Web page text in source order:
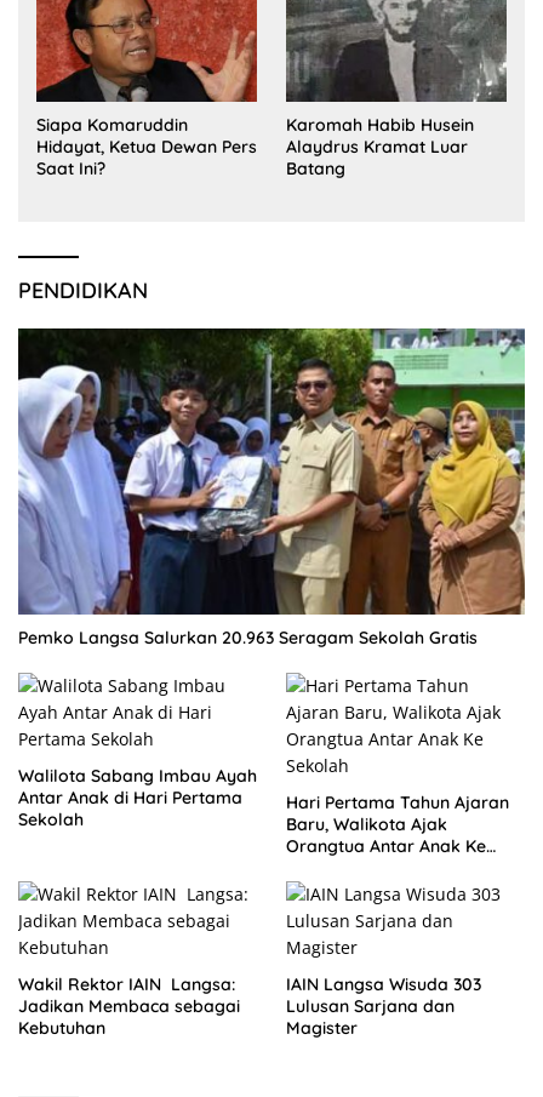
Siapa Komaruddin
Hidayat, Ketua Dewan Pers
Saat Ini?
Karomah Habib Husein
Alaydrus Kramat Luar
Batang
PENDIDIKAN
Pemko Langsa Salurkan 20.963 Seragam Sekolah Gratis
Walilota Sabang Imbau Ayah
Antar Anak di Hari Pertama
Sekolah
Hari Pertama Tahun Ajaran
Baru, Walikota Ajak
Orangtua Antar Anak Ke
Wakil Rektor IAIN Langsa:
Jadikan Membaca sebagai
Kebutuhan
IAIN Langsa Wisuda 303
Lulusan Sarjana dan
Magister